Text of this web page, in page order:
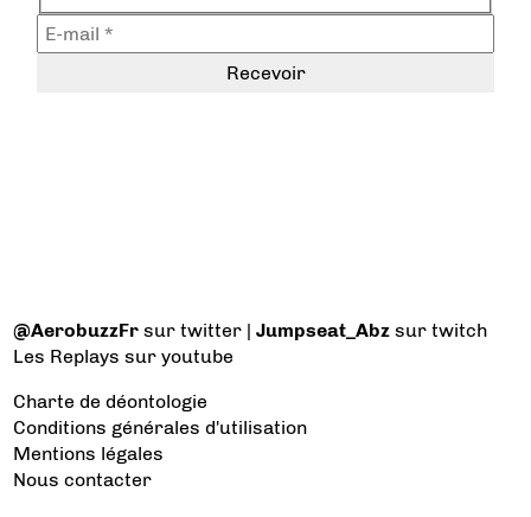
@AerobuzzFr sur twitter |Jumpseat_Abz sur twitch
Les Replays sur youtube
Charte de déontologie
Conditions générales d'utilisation
Mentions légales
Nous contacter